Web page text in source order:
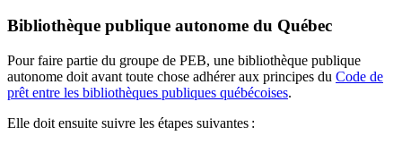
Bibliothèque publique autonome du Québec
Pour faire partie du groupe de PEB, une bibliothèque publique
autonome doit avant toute chose adhérer aux principes du Code de
prêt entre les bibliothèques publiques québécoises.
Elle doit ensuite suivre les étapes suivantes :